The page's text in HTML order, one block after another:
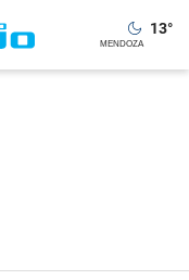
13°